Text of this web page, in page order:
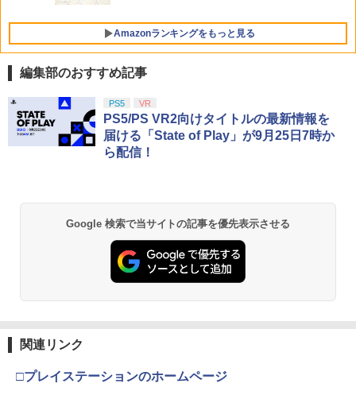
Amazonランキングをもっと見る
編集部のおすすめ記事
PS5 VR
PS5/PS VR2向けタイトルの最新情報を
届ける「State of Play」が9月25日7時か
ら配信！
Google 検索で当サイトの記事を優先表示させる
関連リンク
□プレイステーションのホームページ